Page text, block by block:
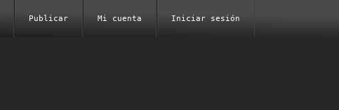
Publicar Mi cuenta Iniciar sesión